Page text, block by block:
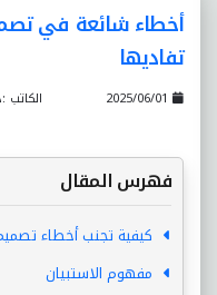
أخطاء شائعة في
تفاديها
الكاتب
فهرس المقال
كيفية تجنب أخطاء
مفهوم الاستبيان